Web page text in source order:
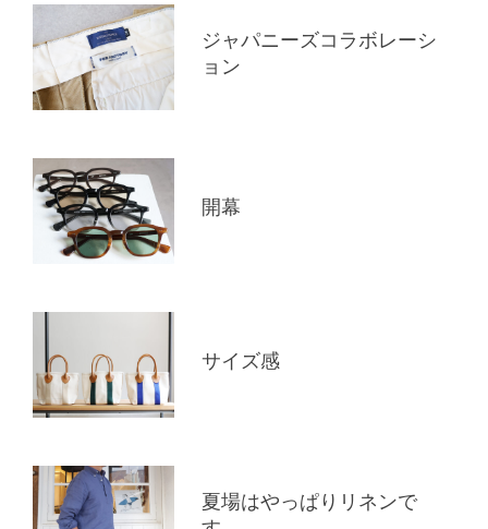
ジャパニーズコラボレーシ
ョン
開幕
サイズ感
夏場はやっぱりリネンで